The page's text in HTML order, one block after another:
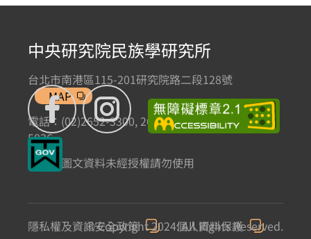
中央研究院民族學研究所
台北市南港區115-201研究院路二段128號
MAP
電話：(02)2652-3300, 2652-3301 傳真：(02)2785-
5836
本網站圖文資料未經授權請勿使用
隱私權及資訊安全政策 個人資料保護
© Copyright 2024. All Rights Reserved.